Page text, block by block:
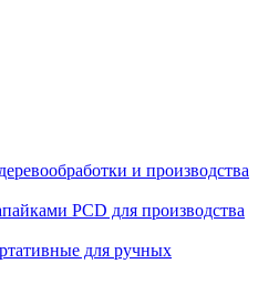
и производства
PCD для производства
для ручных